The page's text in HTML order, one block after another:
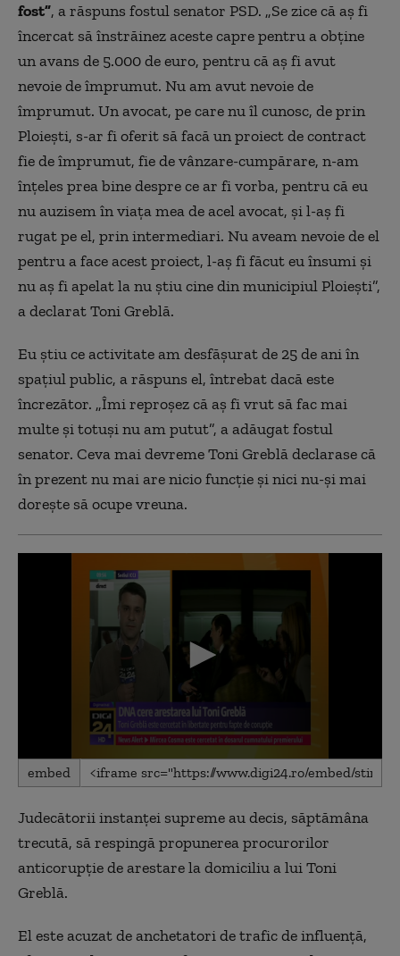
fost”, a răspuns fostul senator PSD. „Se zice că aș fi
încercat să înstrăinez aceste capre pentru a obține
un avans de 5.000 de euro, pentru că aș fi avut
nevoie de împrumut. Nu am avut nevoie de
împrumut. Un avocat, pe care nu îl cunosc, de prin
Ploiești, s-ar fi oferit să facă un proiect de contract
fie de împrumut, fie de vânzare-cumpărare, n-am
înțeles prea bine despre ce ar fi vorba, pentru că eu
nu auzisem în viața mea de acel avocat, și l-aș fi
rugat pe el, prin intermediari. Nu aveam nevoie de el
pentru a face acest proiect, l-aș fi făcut eu însumi și
nu aș fi apelat la nu știu cine din municipiul Ploiești”,
a declarat Toni Greblă.
Eu știu ce activitate am desfășurat de 25 de ani în
spațiul public, a răspuns el, întrebat dacă este
încrezător. „Îmi reproșez că aș fi vrut să fac mai
multe și totuși nu am putut”, a adăugat fostul
senator. Ceva mai devreme Toni Greblă declarase că
în prezent nu mai are nicio funcție și nici nu-și mai
dorește să ocupe vreuna.
0
seconds
seconds
embed
Judecătorii instanţei supreme au decis, săptămâna
trecută, să respingă propunerea procurorilor
anticorupţie de arestare la domiciliu a lui Toni
Greblă.
El este acuzat de anchetatori de trafic de influenţă,